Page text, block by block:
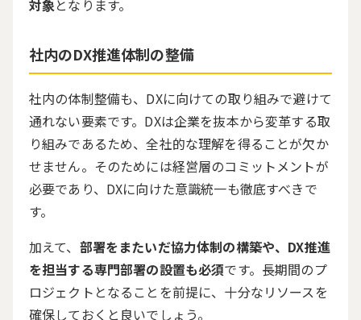
対象となります。
社内のDX推進体制の整備
社内の体制整備も、 DXに向けての取り組みで避けて
通れない要素です。 DXは企業を抜本から変革する取
り組みであるため、全社的な理解を得ることが欠か
せません。そのためには経営層のコミットメントが
必要であり、 DXに向けた意識統一も徹底すべきで
す。
加えて、 部署をまたいだ協力体制の構築や、DX推進
を担当する専門部署の設置も必須です。長期間のプ
ロジェクトとなることを前提に、十分なリソースを
確保しておくと良いでしょう。